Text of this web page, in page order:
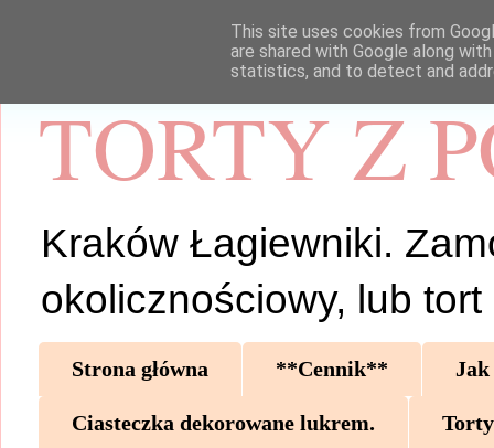
TORTY Z
Kraków Łagiewniki.
okolicznościowy, lub tort
Strona główna **Cennik** Jak
Ciasteczka dekorowane lukrem.
This site uses cookies from
are shared with Google along
statistics, and to detect and